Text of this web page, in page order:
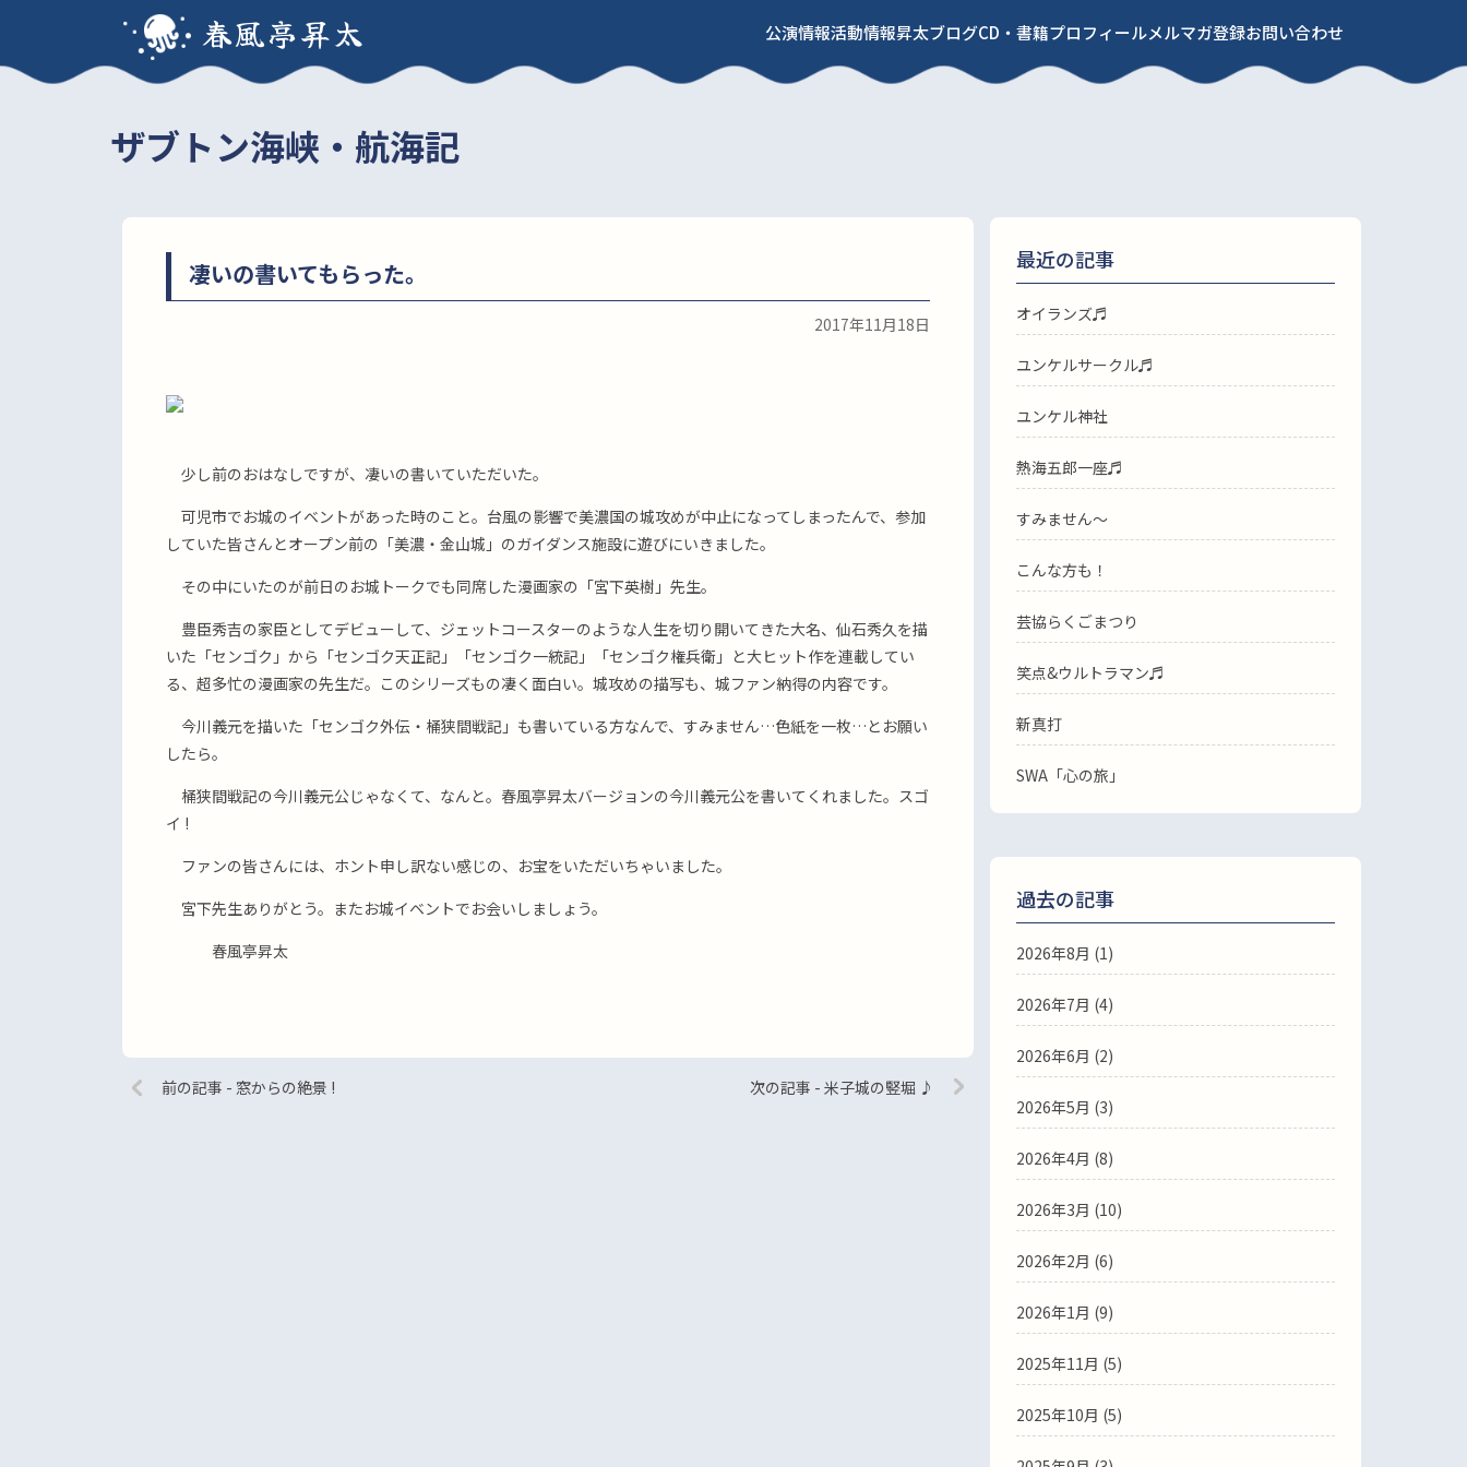
春風亭昇太 公演情報活動情報昇太ブログCD・書籍プロフィールメルマガ登録お問い合わせ
ザブトン海峡・航海記
凄いの書いてもらった。
2017年11月18日
少し前のおはなしですが、凄いの書いていただいた。
可児市でお城のイベントがあった時のこと。台風の影響で美濃国の城攻めが中止になってしまったんで、参加
していた皆さんとオープン前の「美濃・金山城」のガイダンス施設に遊びにいきました。
その中にいたのが前日のお城トークでも同席した漫画家の「宮下英樹」先生。
豊臣秀吉の家臣としてデビューして、ジェットコースターのような人生を切り開いてきた大名、仙石秀久を描
いた「センゴク」から「センゴク天正記」「センゴク一統記」「センゴク権兵衛」と大ヒット作を連載してい
る、超多忙の漫画家の先生だ。このシリーズもの凄く面白い。城攻めの描写も、城ファン納得の内容です。
今川義元を描いた「センゴク外伝・桶狭間戦記」も書いている方なんで、すみません…色紙を一枚…とお願い
したら。
桶狭間戦記の今川義元公じゃなくて、なんと。春風亭昇太バージョンの今川義元公を書いてくれました。スゴ
イ !
ファンの皆さんには、ホント申し訳ない感じの、お宝をいただいちゃいました。
宮下先生ありがとう。またお城イベントでお会いしましょう。
春風亭昇太
前の記事 - 窓からの絶景 ! 次の記事 - 米子城の竪堀 ♪
最近の記事
オイランズ♬
ユンケルサークル♬
ユンケル神社
熱海五郎一座♬
すみません〜
こんな方も！
芸協らくごまつり
笑点&ウルトラマン♬
新真打
SWA「心の旅」
過去の記事
2026年8月 (1)
2026年7月 (4)
2026年6月 (2)
2026年5月 (3)
2026年4月 (8)
2026年3月 (10)
2026年2月 (6)
2026年1月 (9)
2025年11月 (5)
2025年10月 (5)